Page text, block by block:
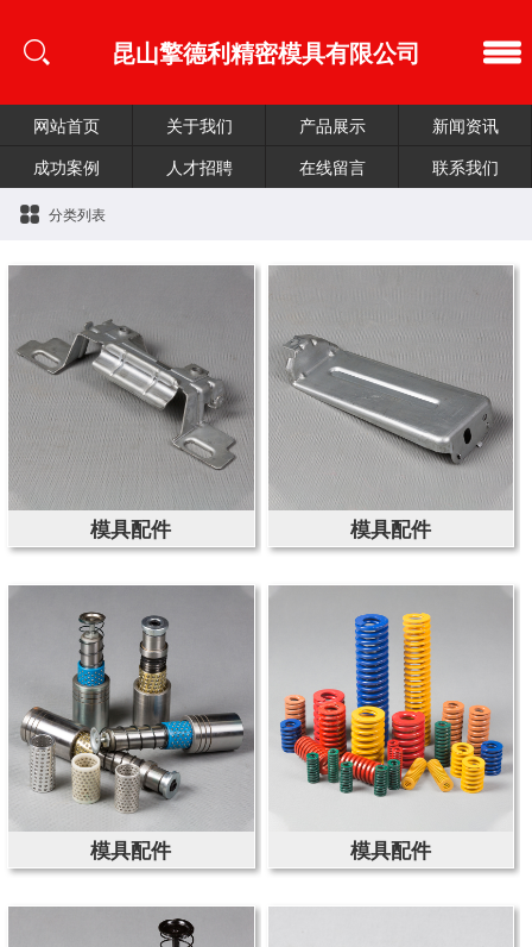
昆山擎德利精密模具有限公司
网站首页 关于我们 产品展示
新闻资讯
成功案例
人才招聘 在线留言 联系我们
分类列表
模具配件 模具配件
模具配件 模具配件